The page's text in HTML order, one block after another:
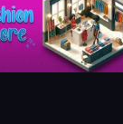
Fashion Store: Shop